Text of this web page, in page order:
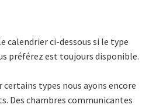
calendrier ci-dessous si le type
préférez est toujours disponible.
types nous ayons encore
Des chambres communicantes